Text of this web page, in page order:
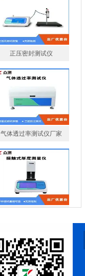
正压密封测试仪
气体透过率测试仪厂家
薄膜测厚仪厂家